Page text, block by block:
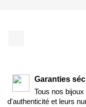
Garanties
Tous nos
d'authenticité et leurs